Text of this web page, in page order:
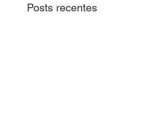
Posts recentes